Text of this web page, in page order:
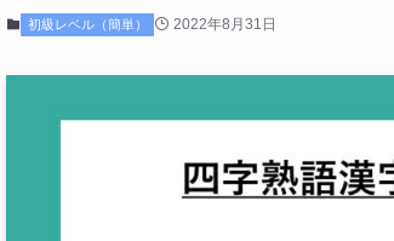
初級レベル（簡単） 2022年8月31日